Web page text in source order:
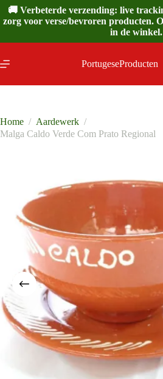
Ga
naar
de
🚚 Verbeterde verzending: live
zorg voor verse/bevroren producten.
in de winkel.
PortugeseProducten
Home / Aardewerk /
Malga Caldo Verde Com Prato Regional